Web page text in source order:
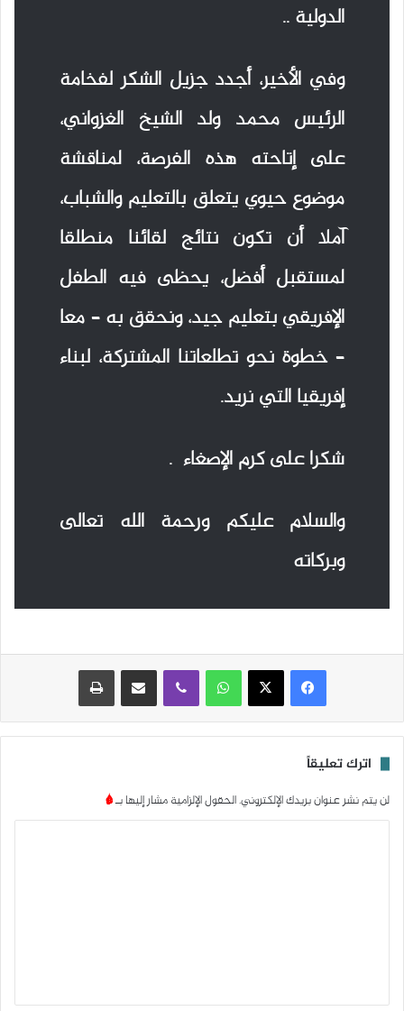
الدولية ..
وفي الأخير، أجدد جزيل الشكر لفخامة
الرئيس محمد ولد الشيخ الغزواني،
على إتاحته هذه الفرصة، لمناقشة
موضوع حيوي يتعلق بالتعليم والشباب،
آملا أن تكون نتائج لقائنا منطلقا
لمستقبل أفضل، يحظى فيه الطفل
الإفريقي بتعليم جيد، ونحقق به – معا
– خطوة نحو تطلعاتنا المشتركة، لبناء
إفريقيا التي نريد.
شكرا على كرم الإصغاء .
والسلام عليكم ورحمة الله تعالى
وبركاته
واتساب مشاركة عبر البريد
اترك تعليقاً
لن يتم نشر عنوان بريدك الإلكتروني.الحقول الإلزامية مشار إليها بـ*